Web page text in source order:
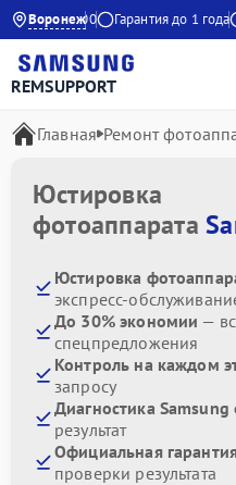
Воронеж
до 20:00 Гарантия до 1 года
REMSUPPORT
Главная Ремонт
Юстировка
фотоаппарата
Юстировка
экспресс-
До 30% экономии —
спецпредложения
Контроль на каждом
запросу
Диагностика
результат
Официальная
проверки результата